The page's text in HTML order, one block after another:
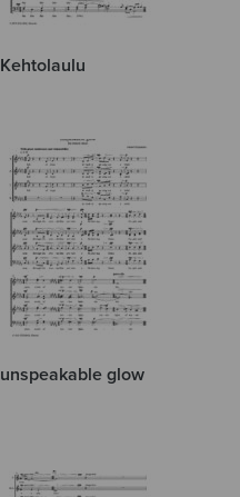
Kehtolaulu
unspeakable glow